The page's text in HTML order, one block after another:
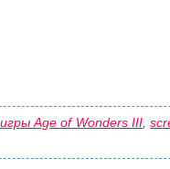
Age of Wonders III ,